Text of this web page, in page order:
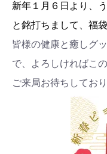
新年１月６日より、
と銘打ちまして、福
皆様の健康と癒しグ
で、よろしければこ
ご来局お待ちしてお